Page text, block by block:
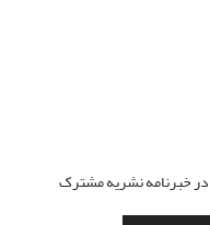
در خبرنامه نشریه مشترک